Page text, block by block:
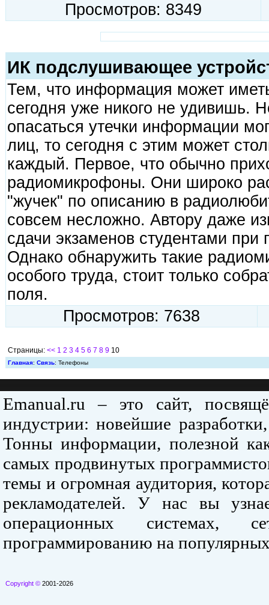
Просмотров: 8349
ИК подслушивающее
Тем, что информация может
сегодня уже никого не удивишь.
опасаться утечки информации
лиц, то сегодня с этим может
каждый. Первое, что обычно
радиомикрофоны. Они широко
"жучек" по описанию в
совсем несложно. Автору даже
сдачи экзаменов студентами
Однако обнаружить такие
особого труда, стоит только
поля.
Просмотров: 7638
Страницы: << 1 2 3 4 5 6 7 8 910
Главная: Связь: Телефоны
Emanual.ru – это сайт,
индустрии: новейшие
Тонны информации, полезной
самых продвинутых
темы и огромная аудитория,
рекламодателей. У нас вы
операционных системах,
программированию на
Copyright © 2001-2026